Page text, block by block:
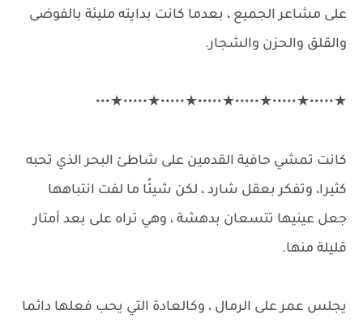
على مشاعر الجميع ، بعدما كانت بدايته مليئة بالفوضى
والقلق والحزن والشجار.
★•••••★•••••★•••••★•••••★•••••★•••••★•••
كانت تمشي حافية القدمين على شاطئ البحر الذي تحبه
كثيرا، وتفكر بعقل شارد ، لكن شيئًا ما لفت انتباهها
جعل عينيها تتسعان بدهشة ، وهي تراه على بعد أمتار
قليلة منها.
يجلس عمر على الرمال ، وكالعادة التي يحب فعلها دائما